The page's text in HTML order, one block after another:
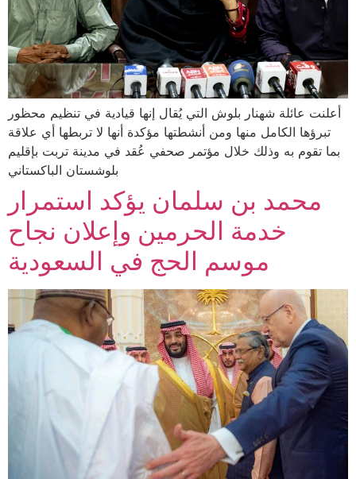
أعلنت عائلة شهنار بلوش التي يُقال إنها قيادية في تنظيم محظور
تبرؤها الكامل منها ومن أنشطتها مؤكدة أنها لا تربطها أي علاقة
بما تقوم به وذلك خلال مؤتمر صحفي عُقد في مدينة تربت بإقليم
بلوشستان الباكستاني
محمد بن سلمان يؤكد استمرار
خدمة الحرمين وإعلان نجاح
موسم الحج في السعودية